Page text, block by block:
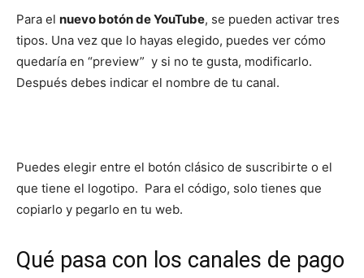
Para el nuevo botón de YouTube, se pueden activar tres
tipos. Una vez que lo hayas elegido, puedes ver cómo
quedaría en “preview” y si no te gusta, modificarlo.
Después debes indicar el nombre de tu canal.
Puedes elegir entre el botón clásico de suscribirte o el
que tiene el logotipo. Para el código, solo tienes que
copiarlo y pegarlo en tu web.
Qué pasa con los canales de pago